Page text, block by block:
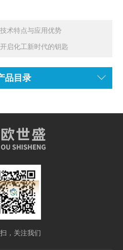
术特点与应用优势
启化工新时代的钥匙
品目录
，关注我们